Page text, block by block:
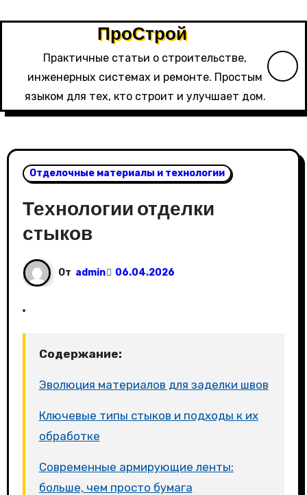
ПроСтрой
Практичные статьи о строительстве,
инженерных системах и ремонте. Простым
языком для тех, кто строит и улучшает дом.
Отделочные материалы и технологии
Технологии отделки
стыков
От admin 06.04.2026
Содержание:
Эволюция материалов для заделки швов
Ключевые типы стыков и подходы к их
обработке
Современные армирующие ленты:
больше, чем просто бумага